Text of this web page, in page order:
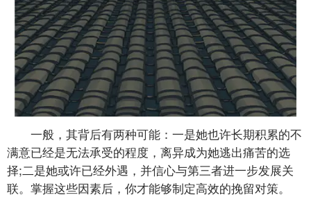
一般，其背后有两种可能：一是她也许长期积累的不
满意已经是无法承受的程度，离异成为她逃出痛苦的选
择;二是她或许已经外遇，并信心与第三者进一步发展关
联。掌握这些因素后，你才能够制定高效的挽留对策。